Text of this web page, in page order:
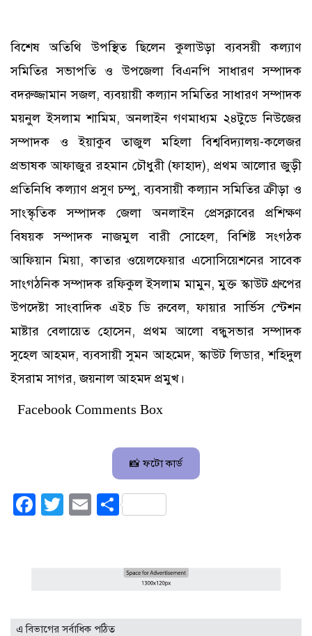
বিশেষ অতিথি উপস্থিত ছিলেন কুলাউড়া ব্যবসয়ী কল্যাণ
সমিতির সভাপতি ও উপজেলা বিএনপি সাধারণ সম্পাদক
বদরুজ্জামান সজল, ব্যবয়ায়ী কল্যান সমিতির সাধারণ সম্পাদক
ময়নুল ইসলাম শামিম, অনলাইন গণমাধ্যম ২৪টুডে নিউজের
সম্পাদক ও ইয়াকুব তাজুল মহিলা বিশ্ববিদ্যালয়-কলেজর
প্রভাষক আফাজুর রহমান চৌধুরী (ফাহাদ), প্রথম আলোর জুড়ী
প্রতিনিধি কল্যাণ প্রসুণ চম্পু, ব্যবসায়ী কল্যান সমিতির ক্রীড়া ও
সাংস্কৃতিক সম্পাদক জেলা অনলাইন প্রেসক্লাবের প্রশিক্ষণ
বিষয়ক সম্পাদক নাজমুল বারী সোহেল, বিশিষ্ট সংগঠক
আফিয়ান মিয়া, কাতার ওয়েলফেয়ার এসোসিয়েশনের সাবেক
সাংগঠনিক সম্পাদক রফিকুল ইসলাম মামুন, মুক্ত স্কাউট গ্রুপের
উপদেষ্টা সাংবাদিক এইচ ডি রুবেল, ফায়ার সার্ভিস স্টেশন
মাষ্টার বেলায়েত হোসেন, প্রথম আলো বন্ধুসভার সম্পাদক
সুহেল আহমদ, ব্যবসায়ী সুমন আহমেদ, স্কাউট লিডার, শহিদুল
ইসরাম সাগর, জয়নাল আহমদ প্রমুখ।
Facebook Comments Box
📸 ফটো কার্ড
Facebook
Twitter
EmailShare
এ বিভাগের সর্বাধিক পঠিত